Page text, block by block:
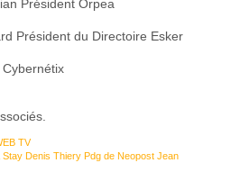
Président Orpea
Président du Directoire Esker
TV
Denis Thiery Pdg de Neopost Jean